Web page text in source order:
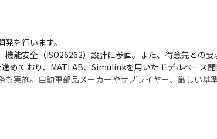
を行います。
能安全（ISO26262）設計に参画。また、得意先との要
めており、MATLAB、Simulinkを用いたモデルベース開
実施。自動車部品メーカーやサプライヤー、厳しい基